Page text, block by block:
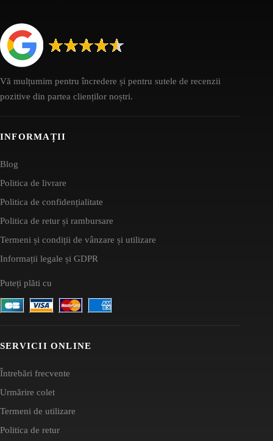
Vă mulțumim pentru încredere și pentru sutele de recenzii
pozitive din partea clienților noștri.
INFORMAȚII
Blog
Politica de livrare
Politica de confidențialitate
Politica de retur și rambursare
Termeni și condiții de vânzare și utilizare
Informații legale și GDPR
Puteți plăti cu
SERVICII ONLINE
Întrebări frecvente
Urmărire colet
Termeni de utilizare
Politica de retur